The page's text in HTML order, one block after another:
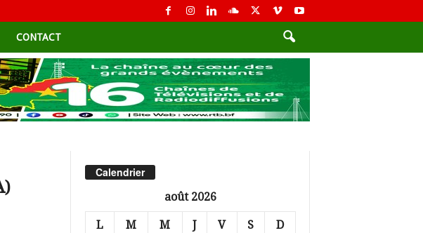
CONTACT
Calendrier
août 2026
L M M J V S D